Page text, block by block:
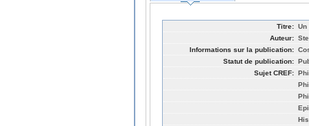
Titre: Un
Auteur:
Informations sur la publication:
Statut de publication:
Sujet CREF: